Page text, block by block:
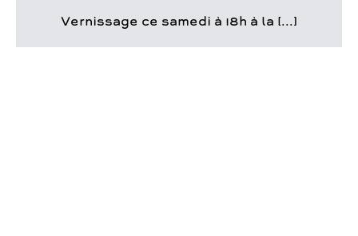
Vernissage ce samedi à 18h à la [...]